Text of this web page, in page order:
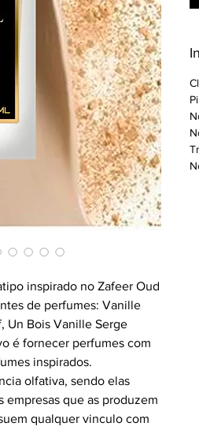
inspirado no Zafeer Oud
de perfumes: Vanille
Un Bois Vanille Serge
é fornecer perfumes com
inspirados.
olfativa, sendo elas
empresas que as produzem
qualquer vinculo com